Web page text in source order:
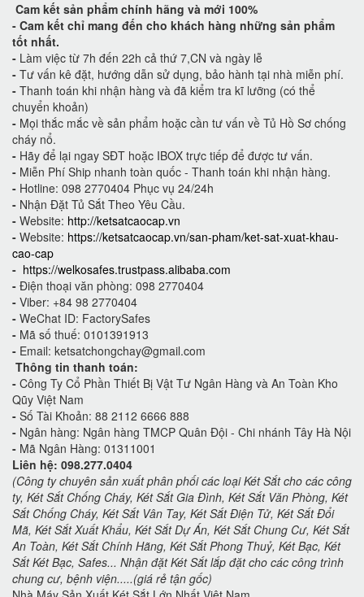
Cam kết sản phẩm chính hãng và mới 100%
- Cam kết chỉ mang đến cho khách hàng những sản phẩm
tốt nhất.
- Làm việc từ 7h đến 22h cả thứ 7,CN và ngày lễ
- Tư vấn kê đặt, hướng dẫn sử dụng, bảo hành tại nhà miễn phí.
- Thanh toán khi nhận hàng và đã kiểm tra kĩ lưỡng (có thể
chuyển khoản)
- Mọi thắc mắc về sản phẩm hoặc cần tư vấn về Tủ Hồ Sơ chống
cháy nổ.
- Hãy để lại ngay SĐT hoặc IBOX trực tiếp để được tư vấn.
- Miễn Phí Ship nhanh toàn quốc - Thanh toán khi nhận hàng.
- Hotline: 098 2770404 Phục vụ 24/24h
- Nhận Đặt Tủ Sắt Theo Yêu Cầu.
- Website: http://ketsatcaocap.vn
- Website: https://ketsatcaocap.vn/san-pham/ket-sat-xuat-khau-
cao-cap
- https://welkosafes.trustpass.alibaba.com
- Điện thoại văn phòng: 098 2770404
- Viber: +84 98 2770404
- WeChat ID: FactorySafes
- Mã số thuế: 0101391913
- Email: ketsatchongchay@gmail.com
Thông tin thanh toán:
- Công Ty Cổ Phần Thiết Bị Vật Tư Ngân Hàng và An Toàn Kho
Qũy Việt Nam
- Số Tài Khoản: 88 2112 6666 888
- Ngân hàng: Ngân hàng TMCP Quân Đội - Chi nhánh Tây Hà Nội
- Mã Ngân Hàng: 01311001
Liên hệ: 098.277.0404
(Công ty chuyên sản xuất phân phối các loại Két Sắt cho các công
ty, Két Sắt Chống Cháy, Két Sắt Gia Đình, Két Sắt Văn Phòng, Két
Sắt Chống Cháy, Két Sắt Vân Tay, Két Sắt Điện Tử, Két Sắt Đổi
Mã, Két Sắt Xuất Khẩu, Két Sắt Dự Án, Két Sắt Chung Cư, Két Sắt
An Toàn, Két Sắt Chính Hãng, Két Sắt Phong Thuỷ, Két Bạc, Két
Sắt Két Bạc, Safes... Nhận đặt Két Sắt lắp đặt cho các công trình
chung cư, bệnh viện.....(giá rẻ tận gốc)